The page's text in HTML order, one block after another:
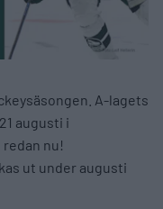
A-lagets
augusti i
nu!
ut under augusti